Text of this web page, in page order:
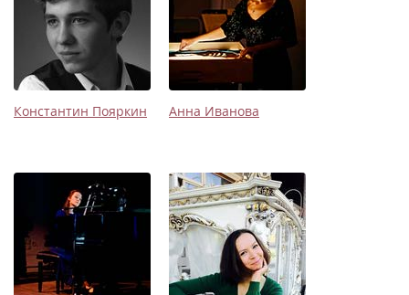
Константин Пояркин Анна Иванова